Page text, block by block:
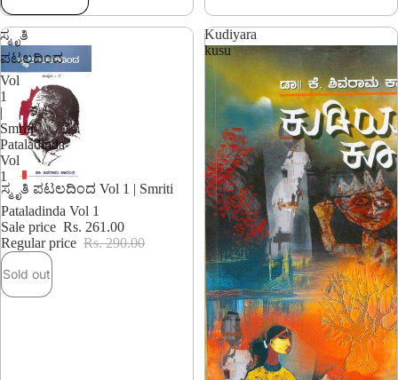
ಸ್ಮೃತಿ
ಪಟಲದಿಂದ
Vol
1
|
Smriti
Pataladinda
Vol
1
Sold out
ಸ್ಮೃತಿ ಪಟಲದಿಂದ Vol 1 | Smriti
Pataladinda Vol 1
Sale price Rs. 261.00
Regular price Rs. 290.00
Sold out
Kudiyara
kusu